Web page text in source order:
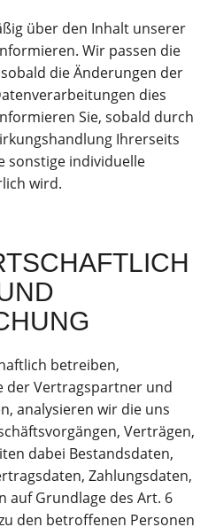
über den Inhalt unserer
Wir passen die
die Änderungen der
dies
Sie, sobald durch
Ihrerseits
sonstige individuelle
wird.
betreiben,
der Vertragspartner und
analysieren wir die uns
Verträgen,
dabei Bestandsdaten,
Zahlungsdaten,
auf Grundlage des Art. 6
den betroffenen Personen